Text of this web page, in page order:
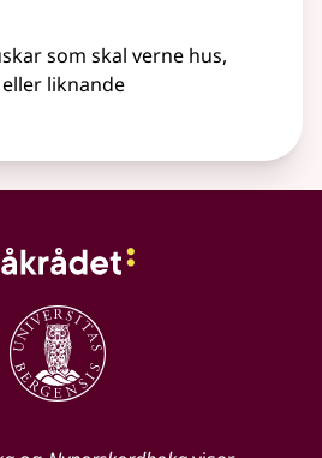
som skal verne hus,
eller liknande